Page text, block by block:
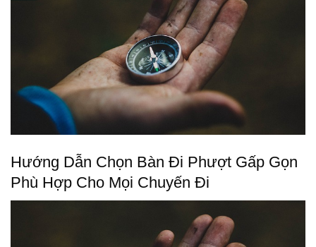
Hướng Dẫn Chọn Bàn Đi Phượt Gấp Gọn
Phù Hợp Cho Mọi Chuyến Đi